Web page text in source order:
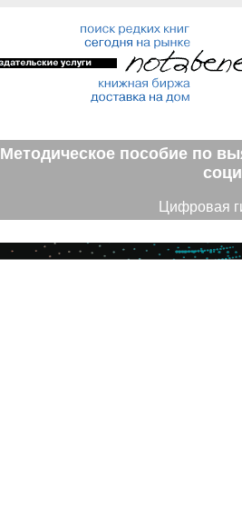
Методическое пособие по
Цифровая